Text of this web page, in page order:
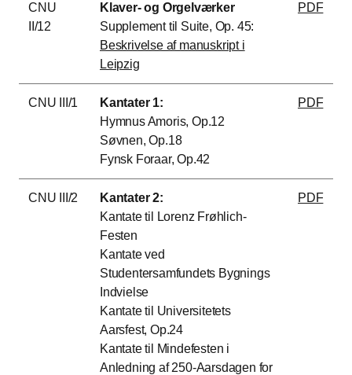
CNU
II/12
Klaver- og Orgelværker
Supplement til Suite, Op. 45:
Beskrivelse af manuskript i
Leipzig
PDF
CNU III/1
Kantater 1:
Hymnus Amoris, Op.12
Søvnen, Op.18
Fynsk Foraar, Op.42
PDF
CNU III/2
Kantater 2:
Kantate til Lorenz Frøhlich-
Festen
Kantate ved
Studentersamfundets Bygnings
Indvielse
Kantate til Universitetets
Aarsfest, Op.24
Kantate til Mindefesten i
Anledning af 250-Aarsdagen for
PDF